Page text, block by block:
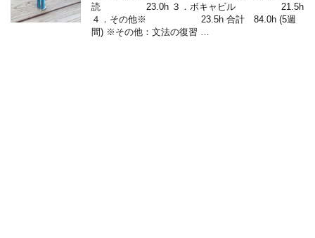
読 23.0h ３．ボキャビル 21.5h
４．その他※ 23.5h 合計 84.0h (5週
間) ※その他：文法の復習 …